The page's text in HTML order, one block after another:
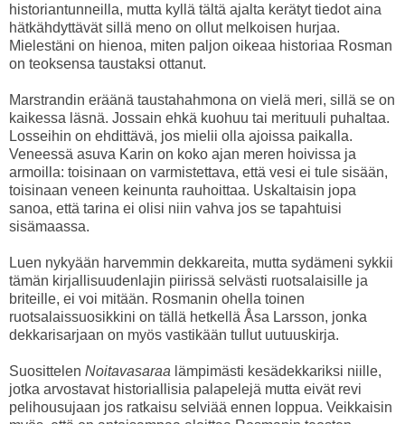
historiantunneilla, mutta kyllä tältä ajalta kerätyt tiedot aina
hätkähdyttävät sillä meno on ollut melkoisen hurjaa.
Mielestäni on hienoa, miten paljon oikeaa historiaa Rosman
on teoksensa taustaksi ottanut.
Marstrandin eräänä taustahahmona on vielä meri, sillä se on
kaikessa läsnä. Jossain ehkä kuohuu tai merituuli puhaltaa.
Losseihin on ehdittävä, jos mielii olla ajoissa paikalla.
Veneessä asuva Karin on koko ajan meren hoivissa ja
armoilla: toisinaan on varmistettava, että vesi ei tule sisään,
toisinaan veneen keinunta rauhoittaa. Uskaltaisin jopa
sanoa, että tarina ei olisi niin vahva jos se tapahtuisi
sisämaassa.
Luen nykyään harvemmin dekkareita, mutta sydämeni sykkii
tämän kirjallisuudenlajin piirissä selvästi ruotsalaisille ja
briteille, ei voi mitään. Rosmanin ohella toinen
ruotsalaissuosikkini on tällä hetkellä Åsa Larsson, jonka
dekkarisarjaan on myös vastikään tullut uutuuskirja.
Suosittelen Noitavasaraa lämpimästi kesädekkariksi niille,
jotka arvostavat historiallisia palapelejä mutta eivät revi
pelihousujaan jos ratkaisu selviää ennen loppua. Veikkaisin